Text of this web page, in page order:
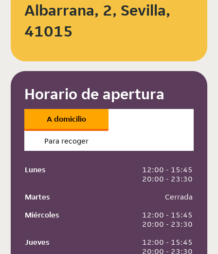
Albarrana, 2, Sevilla,
41015
Horario de apertura
A domicilio
Para recoger
Lunes
12:00 - 15:45
20:00 - 23:30
Martes
Cerrada
Miércoles
12:00 - 15:45
20:00 - 23:30
Jueves
12:00 - 15:45
20:00 - 23:30